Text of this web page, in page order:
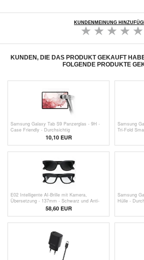
KUNDENMEINUNG
KUNDEN, DIE DAS PRODUKT GEKAUFT
FOLGENDE PRODUKTE
Samsung Galaxy Tab S9 Panzerglas - 9H -
Case Friendly - Durchsichtig
10,10EUR
Samsung
Tri-Fold
E02 Intelligente AI-Brille mit Kamera,
Übersetzung - 137mm - Schwarz und Anti-
58,60 EUR
Samsung
Hülle -